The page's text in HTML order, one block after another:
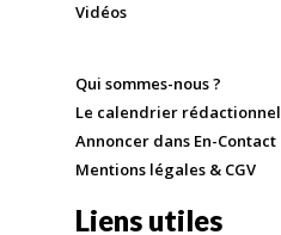
Vidéos
Qui sommes-nous ?
Le calendrier rédactionnel
Annoncer dans En-Contact
Mentions légales & CGV
Liens utiles